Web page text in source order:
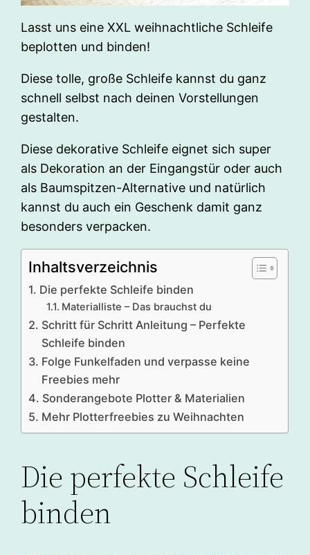
Lasst uns eine XXL weihnachtliche Schleife
beplotten und binden!
Diese tolle, große Schleife kannst du ganz
schnell selbst nach deinen Vorstellungen
gestalten.
Diese dekorative Schleife eignet sich super
als Dekoration an der Eingangstür oder auch
als Baumspitzen-Alternative und natürlich
kannst du auch ein Geschenk damit ganz
besonders verpacken.
Inhaltsverzeichnis
Die perfekte Schleife binden
Materialliste – Das brauchst du
Schritt für Schritt Anleitung – Perfekte
Schleife binden
Folge Funkelfaden und verpasse keine
Freebies mehr
Sonderangebote Plotter & Materialien
Mehr Plotterfreebies zu Weihnachten
Die perfekte Schleife
binden